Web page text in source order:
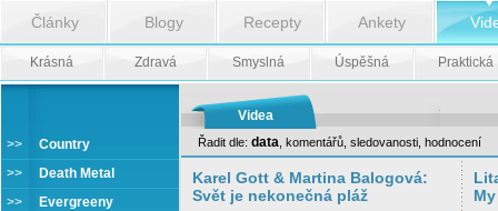
Články Blogy Recepty Ankety
Krásná Zdravá Smyslná Úspěšná Praktická
>> Country
>>
Death Metal
>>
Evergreeny
Videa
Slaďáky (lovesongy)
Řadit dle: data komentářů sledovanosti hodnocení
Karel Gott & Martina Balogová:
Svět je nekonečná pláž